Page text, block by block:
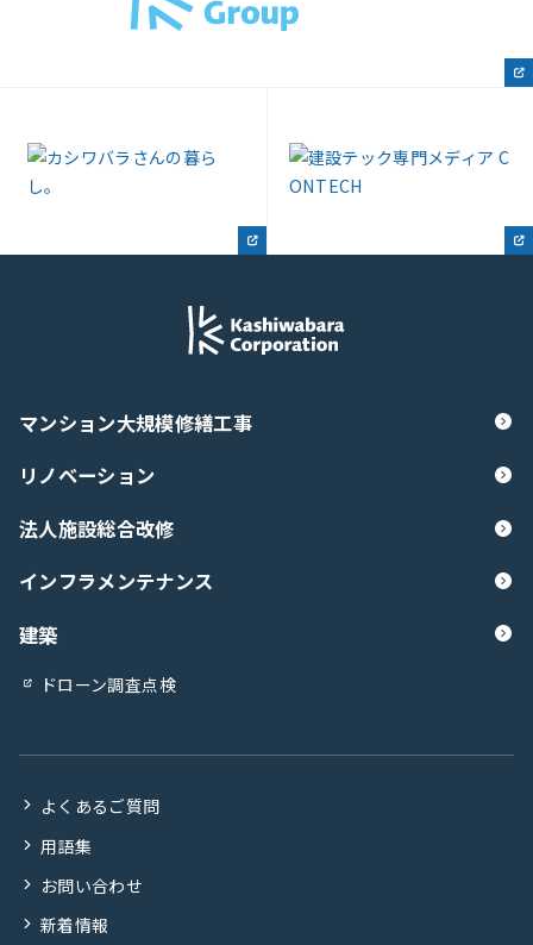
マンション大規模修繕工事
リノベーション
法人施設総合改修
インフラメンテナンス
建築
ドローン調査点検
よくあるご質問
用語集
お問い合わせ
新着情報